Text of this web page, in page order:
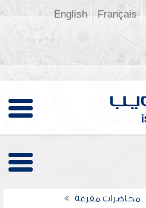
Français
English
محاضرات مفرغة